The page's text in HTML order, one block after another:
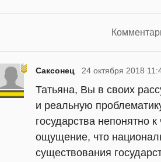
Саксонец 24 октября 2018
Татьяна, Вы в своих
и реальную
государства непонятно
ощущение, что
существования